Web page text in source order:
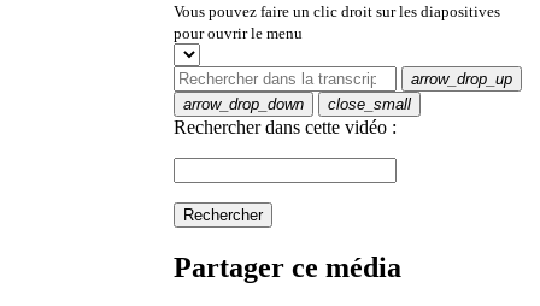
Vous pouvez faire un clic droit sur les diapositives
pour ouvrir le menu
arrow_drop_up
arrow_drop_down
close_small
Rechercher dans cette vidéo :
Rechercher
Partager ce média